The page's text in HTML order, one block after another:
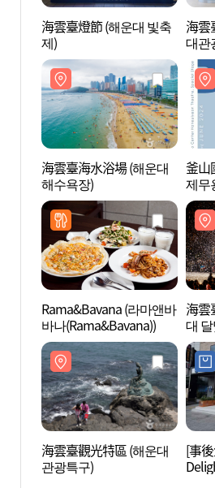
海雲臺燈節 (해운대 빛축
제)
海雲
대관
海雲臺海水浴場 (해운대
해수욕장)
釜山
제무
Rama&Bavana (라마앤바
바나(Rama&Bavana))
海雲
대
海雲臺觀光特區 (해운대
관광특구)
[事